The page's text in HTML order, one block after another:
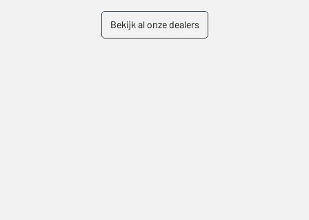
Bekijk al onze dealers